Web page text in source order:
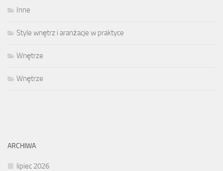
Inne
Style wnętrz i aranżacje w praktyce
Wnętrze
Wnętrze
ARCHIWA
lipiec 2026